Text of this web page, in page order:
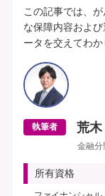
【特定３疾病Bプラン
初回上乗せ基本給付
加 | 保険期間：終身 |
26019317(2025.12.16)
この記事では、
な保障内容およ
ータを交えてわか
執筆者 荒木
金融分
所有資格